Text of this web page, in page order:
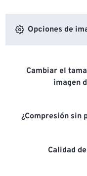
Opciones de
Cambiar el
imagen
¿Compresión sin
Calidad